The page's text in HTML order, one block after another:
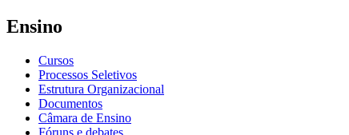
Ensino
Cursos
Processos Seletivos
Estrutura Organizacional
Documentos
Câmara de Ensino
Fóruns e debates